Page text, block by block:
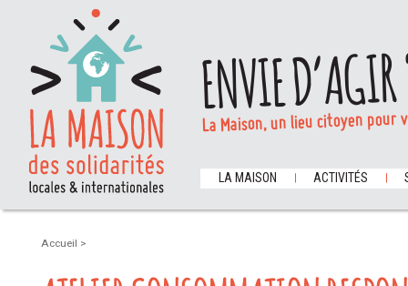
ENVIE
La Maison, un lieu citoyen
LA MAISON ACTIVITÉS
Accueil >